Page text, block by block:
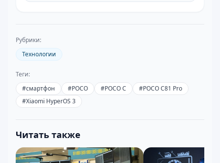
Рубрики:
Технологии
Теги:
#смартфон #POCO #POCO C #POCO C81 Pro
#Xiaomi HyperOS 3
Читать также